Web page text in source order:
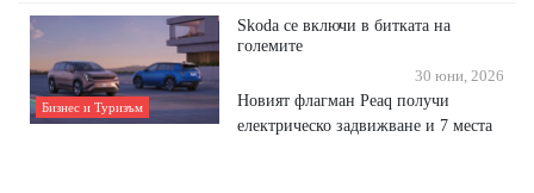
Бизнес и Туризъм
Skoda се включи в битката на
големите
30 юни, 2026
Новият флагман Peaq получи
електрическо задвижване и 7 места